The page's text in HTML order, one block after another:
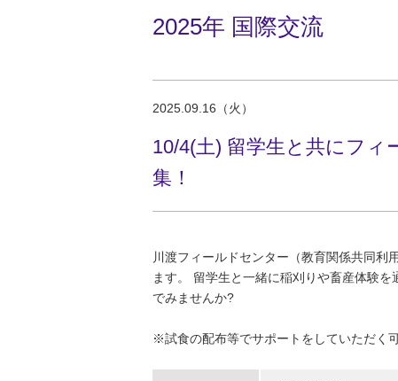
2025年 国際交流
2025.09.16（火）
10/4(土) 留学生と共にフィ
集！
川渡フィールドセンター（教育関係共同利
ます。 留学生と一緒に稲刈りや畜産体験
でみませんか?
※試食の配布等でサポートをしていただく